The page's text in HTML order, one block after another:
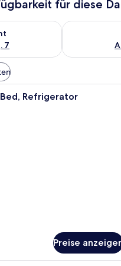
für diese
7
für heute Nacht, Aug. 6
Überprüfe
Ein Hotelzimmer mit einem
Bed, Refrigerator
Preise